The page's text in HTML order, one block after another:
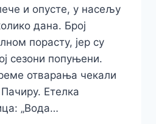
и опусте, у насељу
дана. Број
порасту, јер су
сезони попуњени.
отварања чекали
Пачиру. Етелка
„Вода…